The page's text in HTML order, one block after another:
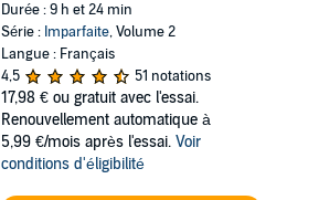
Durée : 9 h et 24 min
Série : Imparfaite, Volume 2
Langue : Français
4,5
51 notations
17,98 € ou gratuit avec l'essai.
Renouvellement automatique à
5,99 €/mois après l'essai. Voir
conditions d'éligibilité